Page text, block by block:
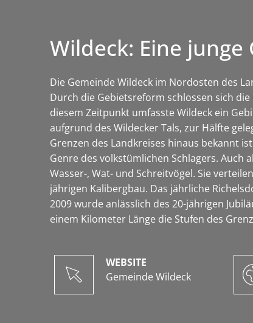
Wildeck: Eine
Die Gemeinde Wildeck im Nordosten des
Durch die Gebietsreform schlossen sich
diesem Zeitpunkt umfasste Wildeck ein
aufgrund des Wildecker Tals, zur Hälfte
Grenzen des Landkreises hinaus bekannt
Genre des volkstümlichen Schlagers. Auch
Wasser-, Wat- und Schreitvögel. Sie
jährigen Kalibergbau. Das jährliche
2009 wurde anlässlich des 20-jährigen
einem Kilometer Länge die Stufen des
WEBSITE
Gemeinde Wildeck